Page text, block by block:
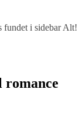
fundet i sidebar Alt!
romance